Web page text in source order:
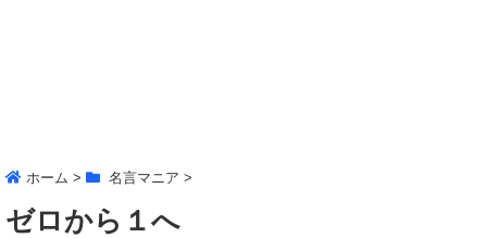
ホーム > 名言マニア >
ゼロから１へ